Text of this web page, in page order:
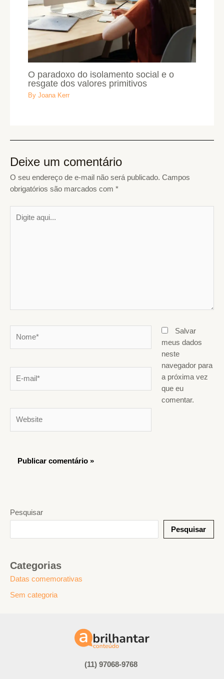
O paradoxo do isolamento social e o
resgate dos valores primitivos
ByJoana Kerr
Deixe um comentário
O seu endereço de e-mail não será publicado. Campos
obrigatórios são marcados com *
aqui...
mail*
Salvar
meus dados
neste
navegador para
a próxima vez
que eu
comentar.
Pesquisar
Pesquisar
Categorias
Datas comemorativas
Sem categoria
(11) 97068-9768